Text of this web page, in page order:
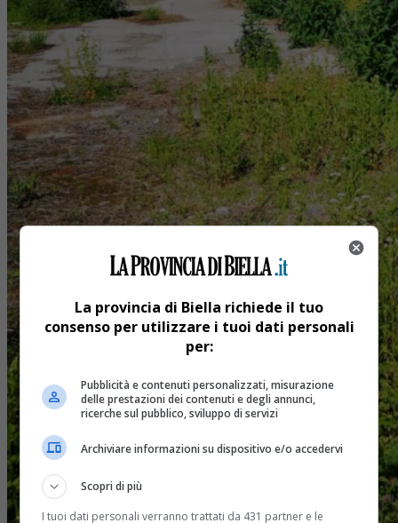
La provincia di Biella richiede il tuo
consenso per utilizzare i tuoi dati personali
per:
Pubblicità e contenuti personalizzati, misurazione
delle prestazioni dei contenuti e degli annunci,
ricerche sul pubblico, sviluppo di servizi
Archiviare informazioni su dispositivo e/o accedervi
Scopri di più
I tuoi dati personali verranno trattati da 431 partner e le